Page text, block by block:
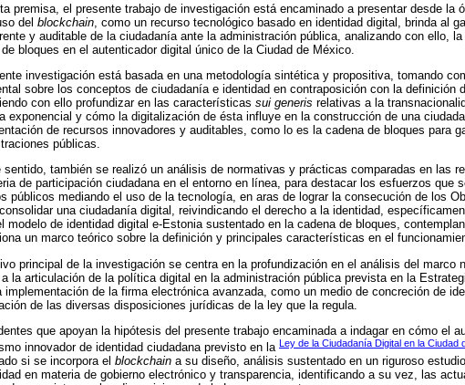
premisa, el presente trabajo de investigación está encaminado a presentar desde la
del blockchain , como un recurso tecnológico basado en identidad digital, brinda al
y auditable de la ciudadanía ante la administración pública, analizando con ello,
bloques en el autenticador digital único de la Ciudad de México.
investigación está basada en una metodología sintética y propositiva, tomando
sobre los conceptos de ciudadanía e identidad en contraposición con la definición
con ello profundizar en las características sui generis relativas a la
exponencial y cómo la digitalización de ésta influye en la construcción de una
de recursos innovadores y auditables, como lo es la cadena de bloques para
públicas.
sentido, también se realizó un análisis de normativas y prácticas comparadas en las
de participación ciudadana en el entorno en línea, para destacar los esfuerzos que
públicos mediando el uso de la tecnología, en aras de lograr la consecución de los
una ciudadanía digital, reivindicando el derecho a la identidad,
modelo de identidad digital e-Estonia sustentado en la cadena de bloques,
un marco teórico sobre la definición y principales características en el
principal de la investigación se centra en la profundización en el análisis del marco
la articulación de la política digital en la administración pública prevista en la
implementación de la firma electrónica avanzada, como un medio de concreción de
de las diversas disposiciones jurídicas de la ley que la regula.
que apoyan la hipótesis del presente trabajo encaminada a indagar en cómo el
innovador de identidad ciudadana previsto en la Ley de la Ciudadanía Digital en la Ciudad
si se incorpora el blockchain a su diseño, análisis sustentado en un riguroso
en materia de gobierno electrónico y transparencia, identificando a su vez, las